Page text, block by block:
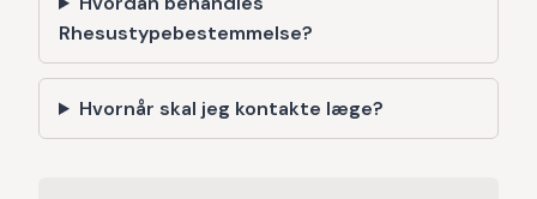
Rhesustypebestemmelse?
Hvornår skal jeg kontakte læge?